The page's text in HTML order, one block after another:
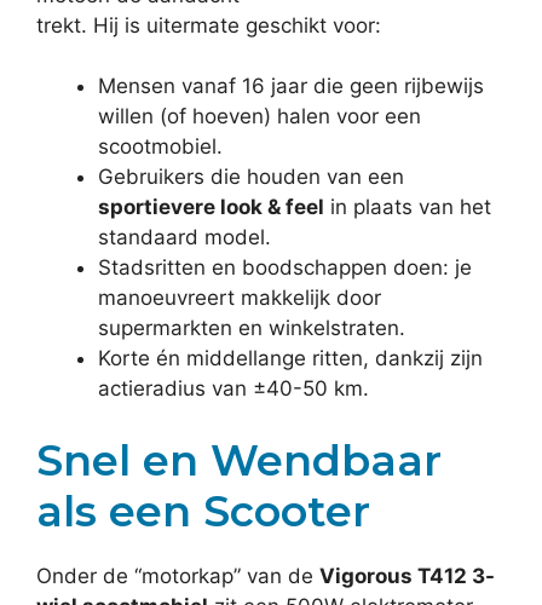
trekt. Hij is uitermate geschikt voor:
Mensen vanaf 16 jaar die geen rijbewijs
willen (of hoeven) halen voor een
scootmobiel.
Gebruikers die houden van een
sportievere look & feel in plaats van het
standaard model.
Stadsritten en boodschappen doen: je
manoeuvreert makkelijk door
supermarkten en winkelstraten.
Korte én middellange ritten, dankzij zijn
actieradius van ±40-50 km.
Snel en Wendbaar
als een Scooter
Onder de “motorkap” van de Vigorous T412 3-